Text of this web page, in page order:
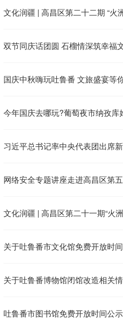
文化润疆 | 高昌区第二十二期 “火
双节同庆话团圆 石榴情深筑幸福
国庆中秋嗨玩吐鲁番 文旅盛宴等
今年国庆去哪玩?葡萄夜市纳孜
习近平总书记率中央代表团出席
网络安全专题讲座走进高昌区第
文化润疆 | 高昌区第二十一期“火
关于吐鲁番市文化馆免费开放时
关于吐鲁番博物馆闭馆改造相关
吐鲁番市图书馆免费开放时间公示